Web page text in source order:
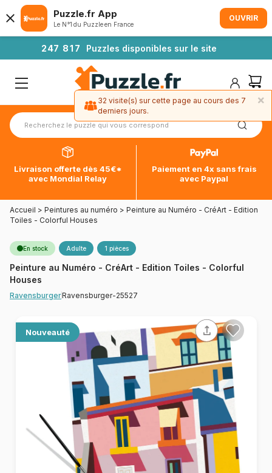
247 81 7 Puzzles disponibles sur le site
Livraison offerte dès 45€*
avec Mondial Relay
Paiement en 4x sans frais
avec Paypal
Accueil > Peintures au numéro > Peinture au Numéro - CréArt - Edition
Toiles - Colorful Houses
En stock Adulte 1 pièces
Peinture au Numéro - CréArt - Edition Toiles - Colorful
Houses
RavensburgerRavensburger-25527
Nouveauté
Puzzle.fr App
Le N°1 du Puzzle en France
OUVRIR
×
32 visite(s) sur cette page au cours des 7
derniers jours.